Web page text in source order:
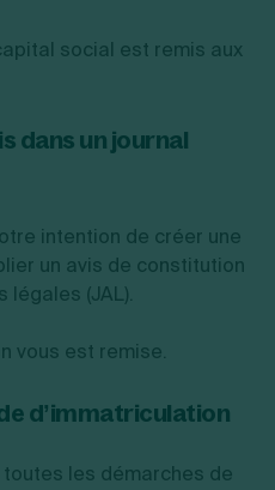
social est remis aux
dans un journal
intention de créer une
un avis de constitution
légales (JAL).
vous est remise.
d’immatriculation
les démarches de